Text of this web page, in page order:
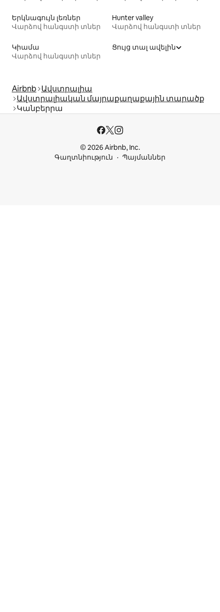
Երկնագույն լեռներ
Վարձով հանգստի տներ
Hunter valley
Վարձով հանգստի տներ
Կիամա
Վարձով հանգստի տներ
Ցույց տալ ավելին
Airbnb Ավստրալիա
Ավստրալիական մայրաքաղաքային տարածք
Կանբերրա
© 2026 Airbnb, Inc.
Գաղտնիություն
Պայմաններ